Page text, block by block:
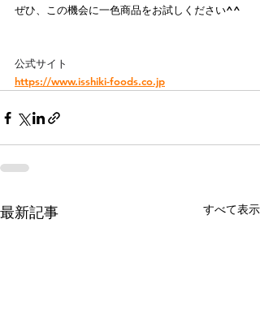
ぜひ、この機会に一色商品をお試しください^^
公式サイト
https://www.isshiki-foods.co.jp
最新記事 すべて表示